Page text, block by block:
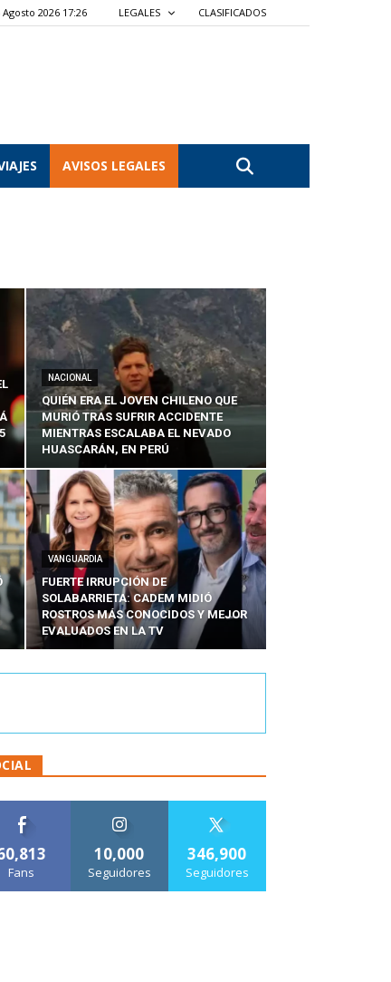
Agosto 2026 17:26 LEGALES CLASIFICADOS
AVISOS LEGALES
NACIONAL
QUIÉN ERA EL JOVEN CHILENO QUE
MURIÓ TRAS SUFRIR ACCIDENTE
MIENTRAS ESCALABA EL NEVADO
HUASCARÁN, EN PERÚ
VANGUARDIA
FUERTE IRRUPCIÓN DE
SOLABARRIETA: CADEM MIDIÓ
ROSTROS MÁS CONOCIDOS Y MEJOR
EVALUADOS EN LA TV
Fans
10,000
Seguidores
346,900
Seguidores